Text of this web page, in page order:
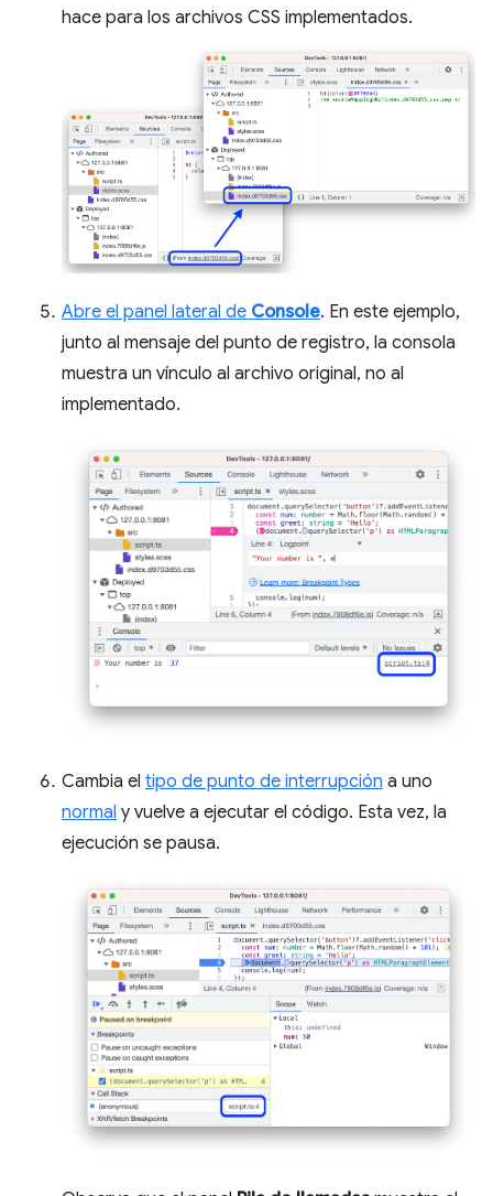
hace para los archivos CSS implementados.
Abre el panel lateral de Console. En este ejemplo,
junto al mensaje del punto de registro, la consola
muestra un vínculo al archivo original, no al
implementado.
Cambia el tipo de punto de interrupción a uno
normal y vuelve a ejecutar el código. Esta vez, la
ejecución se pausa.